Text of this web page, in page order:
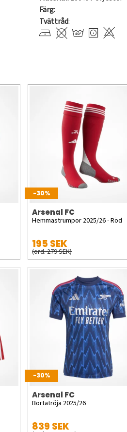
Färg:
Tvättråd:
-30%
Arsenal FC
Hemmastrumpor 2025/26 - Röd
195 SEK
(ord. 279 SEK)
-30%
Arsenal FC
Bortatröja 2025/26
839 SEK